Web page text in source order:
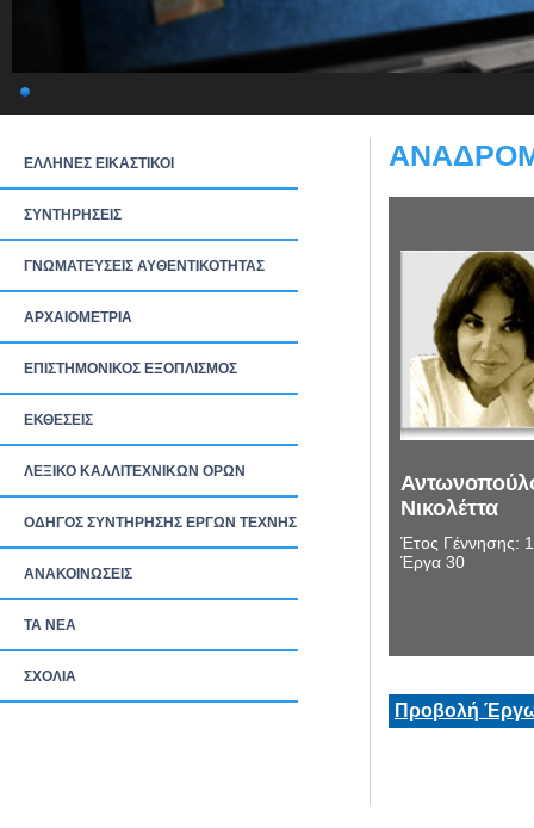
ΕΛΛΗΝΕΣ ΕΙΚΑΣΤΙΚΟΙ
ΣΥΝΤΗΡΗΣΕΙΣ
ΓΝΩΜΑΤΕΥΣΕΙΣ ΑΥΘΕΝΤΙΚΟΤΗΤΑΣ
ΑΡΧΑΙΟΜΕΤΡΙΑ
ΕΠΙΣΤΗΜΟΝΙΚΟΣ ΕΞΟΠΛΙΣΜΟΣ
ΕΚΘΕΣΕΙΣ
ΛΕΞΙΚΟ ΚΑΛΛΙΤΕΧΝΙΚΩΝ ΟΡΩΝ
ΟΔΗΓΟΣ ΣΥΝΤΗΡΗΣΗΣ ΕΡΓΩΝ ΤΕΧΝΗΣ
ΑΝΑΚΟΙΝΩΣΕΙΣ
ΤΑ ΝEΑ
ΣΧΟΛΙΑ
Νικολέττα
Έτος Γέννησης:
Έργα 30
Προβολή